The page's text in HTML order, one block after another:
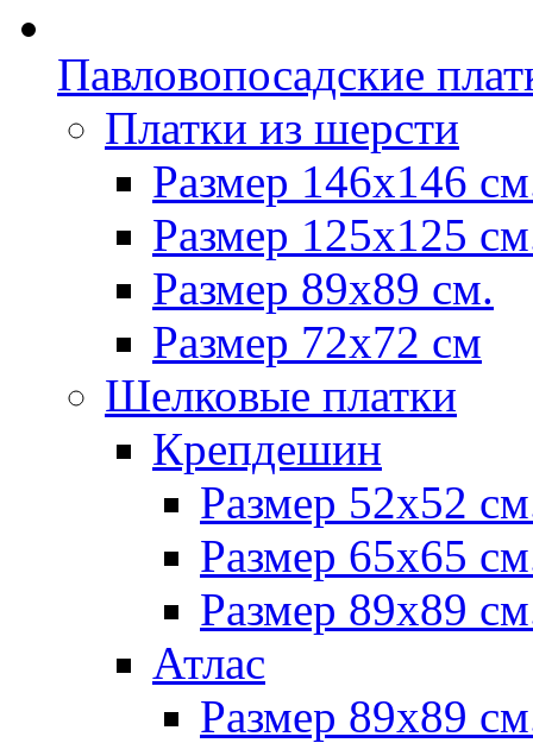
Павловопосадские
Платки из шерсти
Размер 146х146
Размер 125х125
Размер 89х89 см.
Размер 72x72 см
Шелковые платки
Крепдешин
Размер 52х52
Размер 65х65
Размер 89х89
Атлас
Размер 89х89